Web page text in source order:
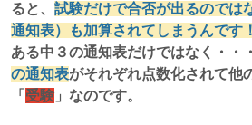
ると、 試験だけで合否が出るのでは
通知表）も加算されてしまうんです
ある中３の通知表だけではなく・・
の通知表がそれぞれ点数化されて他
「 受験 」なのです。